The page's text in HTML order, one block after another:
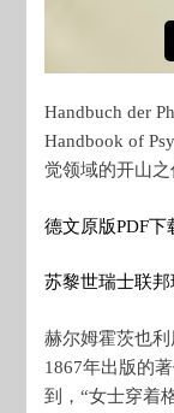
Handbuch der
Handbook of
觉领域的开山之
德文原版PDF下
苏黎世瑞士联
赫尔姆霍茨也
1867年出版的
到，“女士穿着